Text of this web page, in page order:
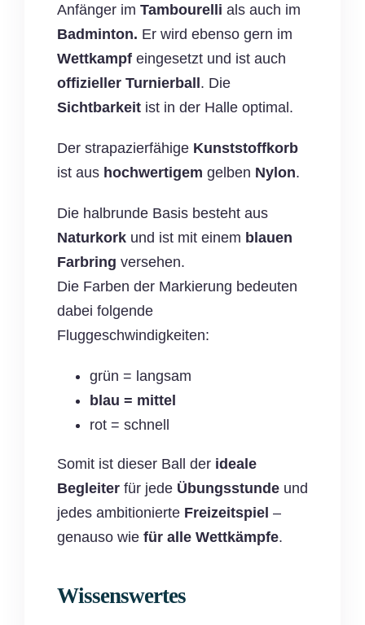
Anfänger im Tambourelli als auch im
Badminton. Er wird ebenso gern im
Wettkampfeingesetzt und ist auch
offizieller Turnierball . Die
Sichtbarkeitist in der Halle optimal.
Der strapazierfähige Kunststoffkorb
ist aus hochwertigem gelben Nylon.
Die halbrunde Basis besteht aus
Naturkorkund ist mit einem blauen
Farbring versehen.
Die Farben der Markierung bedeuten
dabei folgende
Fluggeschwindigkeiten:
grün = langsam
blau = mittel
rot = schnell
Somit ist dieser Ball derideale
Begleiterfür jede Übungsstundeund
jedes ambitionierte Freizeitspiel –
genauso wie für alle Wettkämpfe.
Wissenswertes